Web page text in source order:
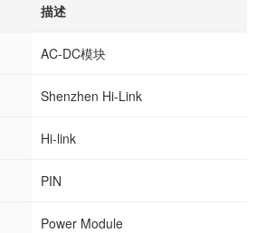
描述
AC-DC模块
Shenzhen Hi-Link
Hi-link
PIN
Power Module